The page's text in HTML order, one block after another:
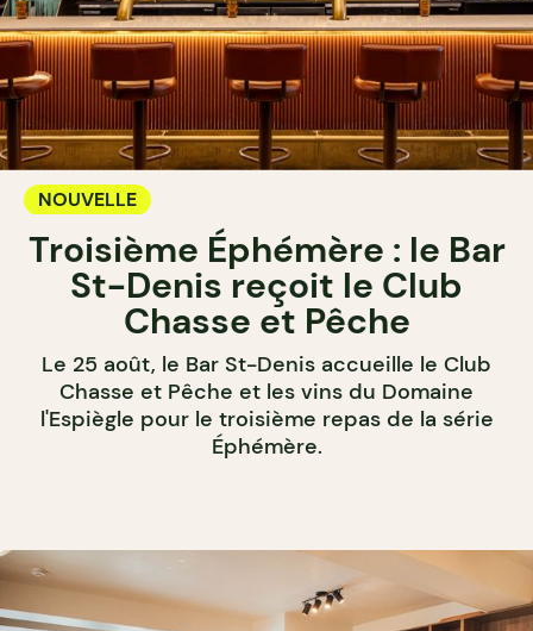
NOUVELLE
Troisième Éphémère : le Bar
St-Denis reçoit le Club
Chasse et Pêche
Le 25 août, le Bar St-Denis accueille le Club
Chasse et Pêche et les vins du Domaine
l'Espiègle pour le troisième repas de la série
Éphémère.